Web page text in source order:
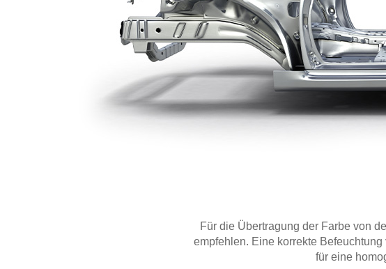
Für die Übertragung der Farbe von
empfehlen. Eine korrekte
für eine